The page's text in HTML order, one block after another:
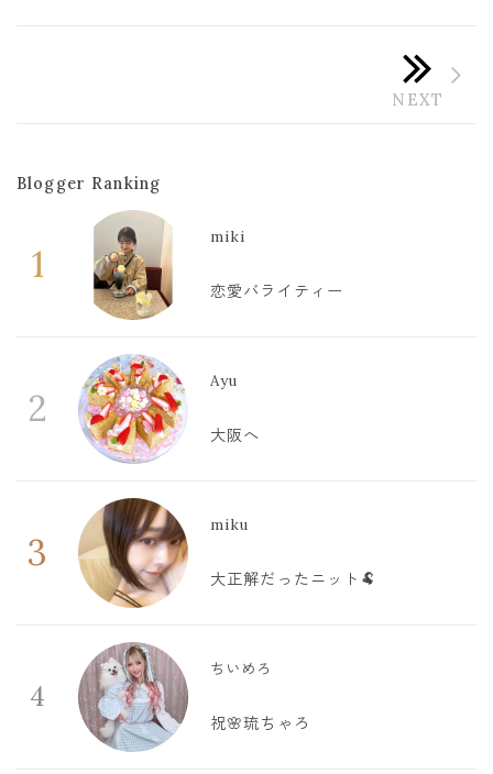
Blogger Ranking
1
miki
恋愛バライティー
2
Ayu
大阪へ
3
miku
大正解だったニット🐏
4
ちいめろ
祝🌸琉ちゃろ